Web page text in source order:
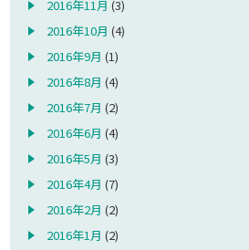
2016年11月 (3)
2016年10月 (4)
2016年9月 (1)
2016年8月 (4)
2016年7月 (2)
2016年6月 (4)
2016年5月 (3)
2016年4月 (7)
2016年2月 (2)
2016年1月 (2)